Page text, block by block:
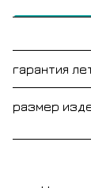
гарантия
размер